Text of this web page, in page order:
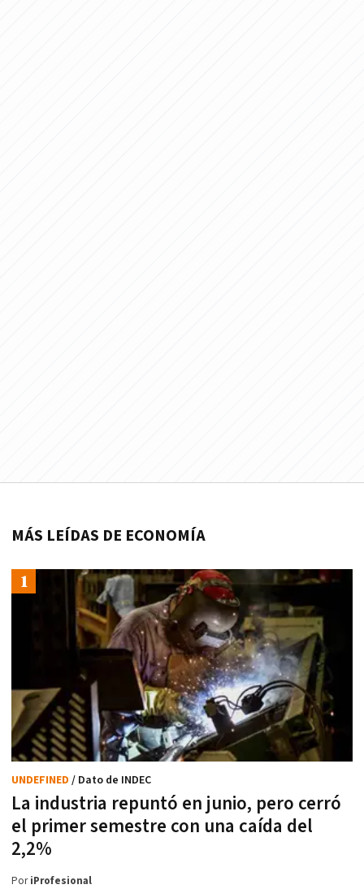
MÁS LEÍDAS DE ECONOMÍA
La industria repuntó en junio, pero cerró
el primer semestre con una caída del
2,2%
UNDEFINED / Dato de INDEC
PoriProfesional